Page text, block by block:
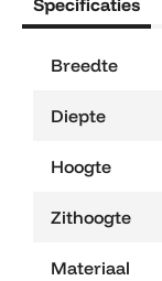
Specificaties
Breedte
Diepte
Hoogte
Zithoogte
Materiaal